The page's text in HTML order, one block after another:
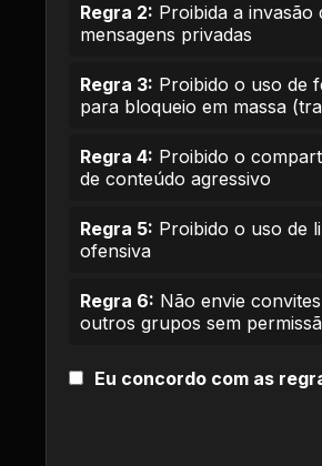
Regra 2: Proibida a invasão
mensagens privadas
Regra 3: Proibido o uso de
para bloqueio em massa
Regra 4: Proibido o
de conteúdo agressivo
Regra 5: Proibido o uso de
ofensiva
Regra 6: Não envie
outros grupos sem
Eu concordo com as